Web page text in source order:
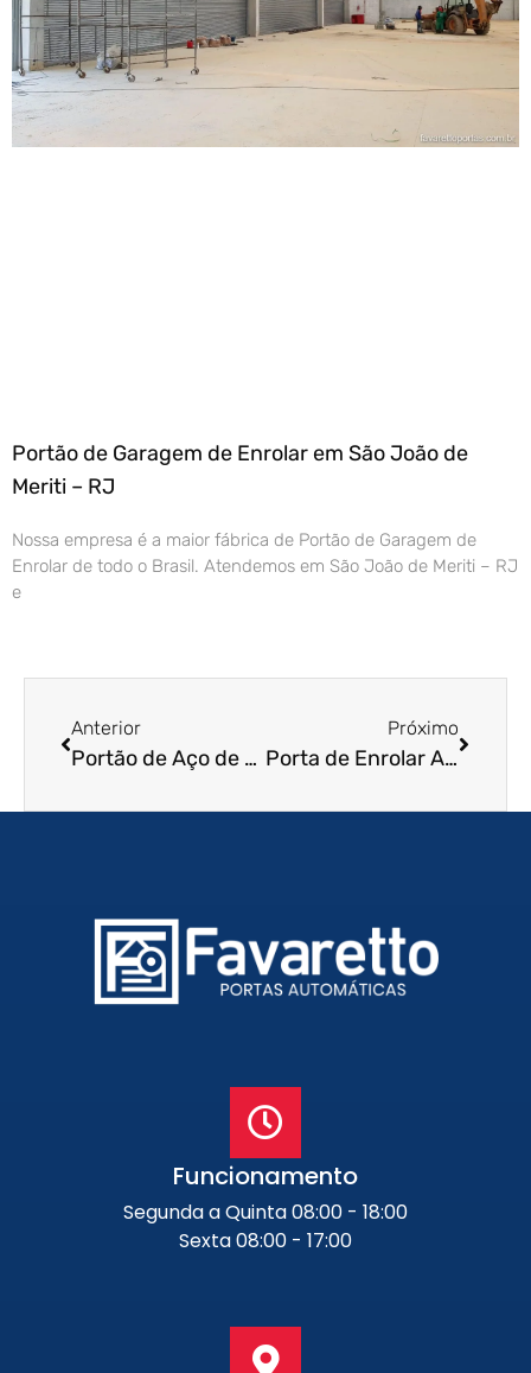
Portão de Garagem de Enrolar em São João de
Meriti – RJ
Nossa empresa é a maior fábrica de Portão de Garagem de
Enrolar de todo o Brasil. Atendemos em São João de Meriti – RJ
e
Anterior
Portão de Aço de Enrolar em Guaratingueta – SP
Próximo
Porta de Enrolar Automática em Itapevi – SP
Funcionamento
Segunda a Quinta 08:00 - 18:00
Sexta 08:00 - 17:00